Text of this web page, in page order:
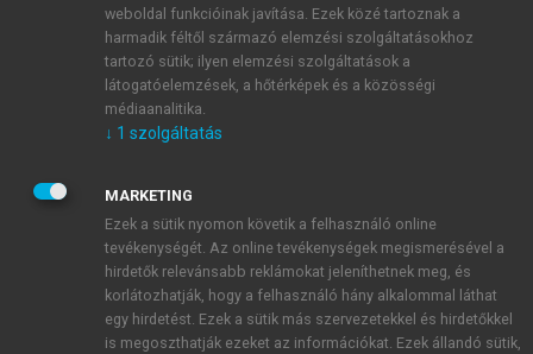
E-MAIL-CÍM
JELSZÓ
JELSZÓ ÚJRA
weboldal funkcióinak javítása. Ezek közé tartoznak a
harmadik féltől származó elemzési szolgáltatásokhoz
tartozó sütik; ilyen elemzési szolgáltatások a
látogatóelemzések, a hőtérképek és a közösségi
médiaanalitika.
↓ 1 szolgáltatás
MARKETING
Ezek a sütik nyomon követik a felhasználó online
tevékenységét. Az online tevékenységek megismerésével a
hirdetők relevánsabb reklámokat jeleníthetnek meg, és
korlátozhatják, hogy a felhasználó hány alkalommal láthat
egy hirdetést. Ezek a sütik más szervezetekkel és hirdetőkkel
is megoszthatják ezeket az információkat. Ezek állandó sütik,